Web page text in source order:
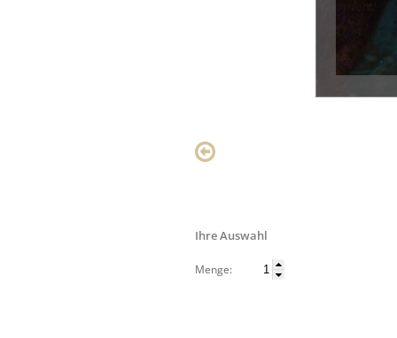
Ihre Auswahl
Menge: